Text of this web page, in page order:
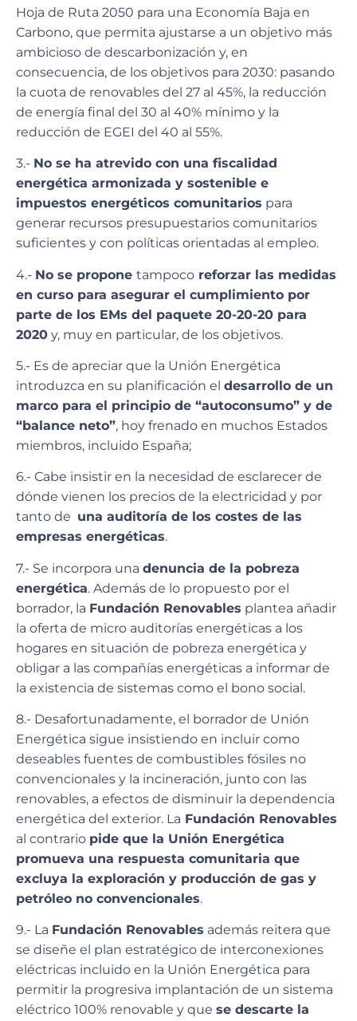
Hoja de Ruta 2050 para una Economía Baja en
Carbono, que permita ajustarse a un objetivo más
ambicioso de descarbonización y, en
consecuencia, de los objetivos para 2030: pasando
la cuota de renovables del 27 al 45%, la reducción
de energía final del 30 al 40% mínimo y la
reducción de EGEI del 40 al 55%.
3.- No se ha atrevido con una fiscalidad
energética armonizada y sostenible e
impuestos energéticos comunitarios para
generar recursos presupuestarios comunitarios
suficientes y con políticas orientadas al empleo.
4.- No se propone tampoco reforzar las medidas
en curso para asegurar el cumplimiento por
parte de los EMs del paquete 20-20-20 para
2020 y, muy en particular, de los objetivos.
5.- Es de apreciar que la Unión Energética
introduzca en su planificación el desarrollo de un
marco para el principio de “autoconsumo” y de
“balance neto”, hoy frenado en muchos Estados
miembros, incluido España;
6.- Cabe insistir en la necesidad de esclarecer de
dónde vienen los precios de la electricidad y por
tanto de una auditoría de los costes de las
empresas energéticas.
7.- Se incorpora una denuncia de la pobreza
energética. Además de lo propuesto por el
borrador, la Fundación Renovables plantea añadir
la oferta de micro auditorías energéticas a los
hogares en situación de pobreza energética y
obligar a las compañías energéticas a informar de
la existencia de sistemas como el bono social.
8.- Desafortunadamente, el borrador de Unión
Energética sigue insistiendo en incluir como
deseables fuentes de combustibles fósiles no
convencionales y la incineración, junto con las
renovables, a efectos de disminuir la dependencia
energética del exterior. La Fundación Renovables
al contrario pide que la Unión Energética
promueva una respuesta comunitaria que
excluya la exploración y producción de gas y
petróleo no convencionales.
9.- La Fundación Renovables además reitera que
se diseñe el plan estratégico de interconexiones
eléctricas incluido en la Unión Energética para
permitir la progresiva implantación de un sistema
eléctrico 100% renovable y que se descarte la